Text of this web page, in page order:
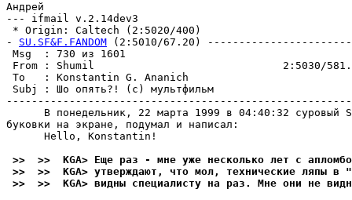
Андрей
--- ifmail v.2.14dev3
* Origin: Caltech (2:5020/400)
- SU.SF&F.FANDOM (2:5010/67.20)
Msg  : 730
From : Shumil                              2:5030/
To   : Konstantin G. Ananich
Subj : Шо опять?! (с)
В понедельник, 22 марта 1999 в 04:40:32 суровый
буковки на экране, подумал и написал:
      Hello, Konstantin!
>>  >>  KGA> Еще раз - мне уже несколько лет с
>>  >>  KGA> утверждают, что мол, технические ляпы в
>>  >>  KGA> видны специалисту на раз. Мне они не